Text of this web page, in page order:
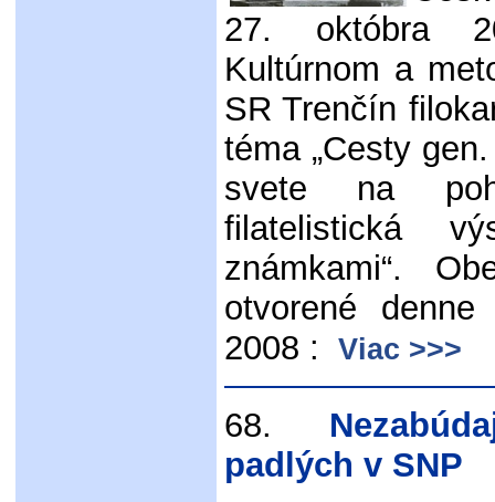
27. októbra
Kultúrnom a
SR Trenčín
téma „Cesty
svete na
filatelistická
známkami“.
otvorené
2008 :
Viac >>>
68.
padlých v SNP